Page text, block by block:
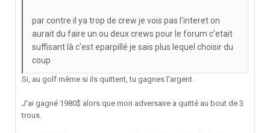
par contre il ya trop de crew je vois pas l'interet on
aurait du faire un ou deux crews pour le forum c'etait
suffisant là c'est eparpillé je sais plus lequel choisir du
coup
Si, au golf même si ils quittent, tu gagnes l'argent.
J'ai gagné 1980$ alors que mon adversaire a quitté au bout de 3
trous.